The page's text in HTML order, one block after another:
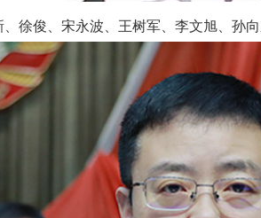
徐俊、宋永波、王树军、李文旭、孙